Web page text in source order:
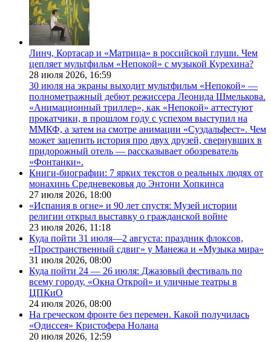
Линч, Кортасар и «Матрица» в российской глуши. Чем
цепляет мультфильм «Непокой» с музыкой Курехина?
28 июля 2026, 16:59
30 июля на экраны выходит мультфильм «Непокой» —
полнометражный дебют режиссера Леонида Шмелькова.
«Анимационный триллер», как «Непокой» аттестуют
прокатчики, в прошлом году с успехом выступил на
ММКФ, а затем на смотре анимации «Суздальфест». Чем
может зацепить история про двух друзей, свернувших в
придорожный отель — рассказывает обозреватель
«Фонтанки».
Книги-биографии: 7 ярких текстов о реальных людях от
монахинь Средневековья до Энтони Хопкинса
27 июля 2026, 18:00
«Испания в огне» и 90 лет спустя: Музей истории
религии открыл выставку о гражданской войне
23 июля 2026, 11:18
Куда пойти 31 июля—2 августа: праздник флоксов,
«Пространственный сдвиг» у Манежа и «Музыка мира»
31 июля 2026, 08:00
Куда пойти 24 — 26 июля: Джазовый фестиваль по
всему городу, «Окна Открой» и уличные театры в
ЦПКиО
24 июля 2026, 08:00
На греческом фронте без перемен. Какой получилась
«Одиссея» Кристофера Нолана
20 июля 2026, 12:59